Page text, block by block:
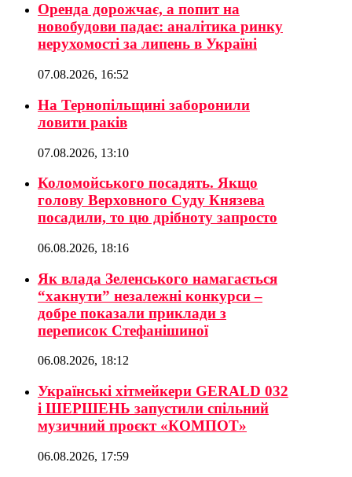
Оренда дорожчає, а попит на
новобудови падає: аналітика ринку
нерухомості за липень в Україні
07.08.2026, 16:52
На Тернопільщині заборонили
ловити раків
07.08.2026, 13:10
Коломойського посадять. Якщо
голову Верховного Суду Князева
посадили, то цю дрібноту запросто
06.08.2026, 18:16
Як влада Зеленського намагається
“хакнути” незалежні конкурси –
добре показали приклади з
переписок Стефанішиної
06.08.2026, 18:12
Українські хітмейкери GERALD 032
і ШЕРШЕНЬ запустили спільний
музичний проєкт «КОМПОТ»
06.08.2026, 17:59